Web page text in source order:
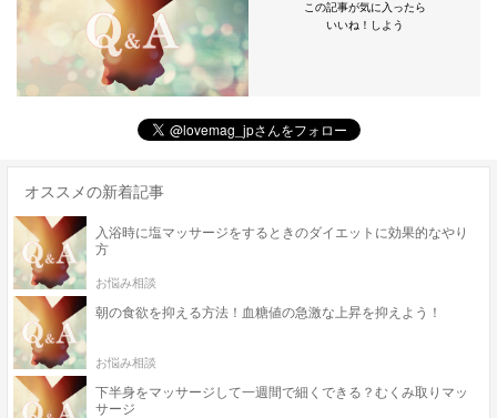
この記事が気に入ったら
いいね！しよう
オススメの新着記事
入浴時に塩マッサージをするときのダイエットに効果的なやり
方
お悩み相談
朝の食欲を抑える方法！血糖値の急激な上昇を抑えよう！
お悩み相談
下半身をマッサージして一週間で細くできる？むくみ取りマッ
サージ